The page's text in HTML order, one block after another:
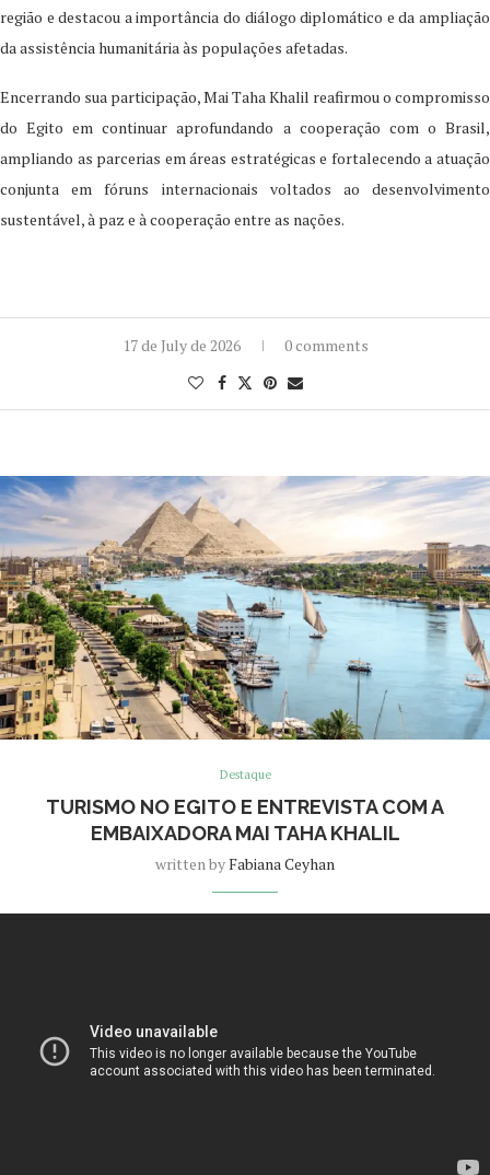
região e destacou a importância do diálogo diplomático e da ampliação
da assistência humanitária às populações afetadas.
Encerrando sua participação, Mai Taha Khalil reafirmou o compromisso
do Egito em continuar aprofundando a cooperação com o Brasil,
ampliando as parcerias em áreas estratégicas e fortalecendo a atuação
conjunta em fóruns internacionais voltados ao desenvolvimento
sustentável, à paz e à cooperação entre as nações.
17 de July de 2026 0 comments
Destaque
TURISMO NO EGITO E ENTREVISTA COM A
EMBAIXADORA MAI TAHA KHALIL
written byFabiana Ceyhan